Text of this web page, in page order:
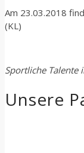
Am 23.03.2018
(KL)
Sportliche Talente
Unsere